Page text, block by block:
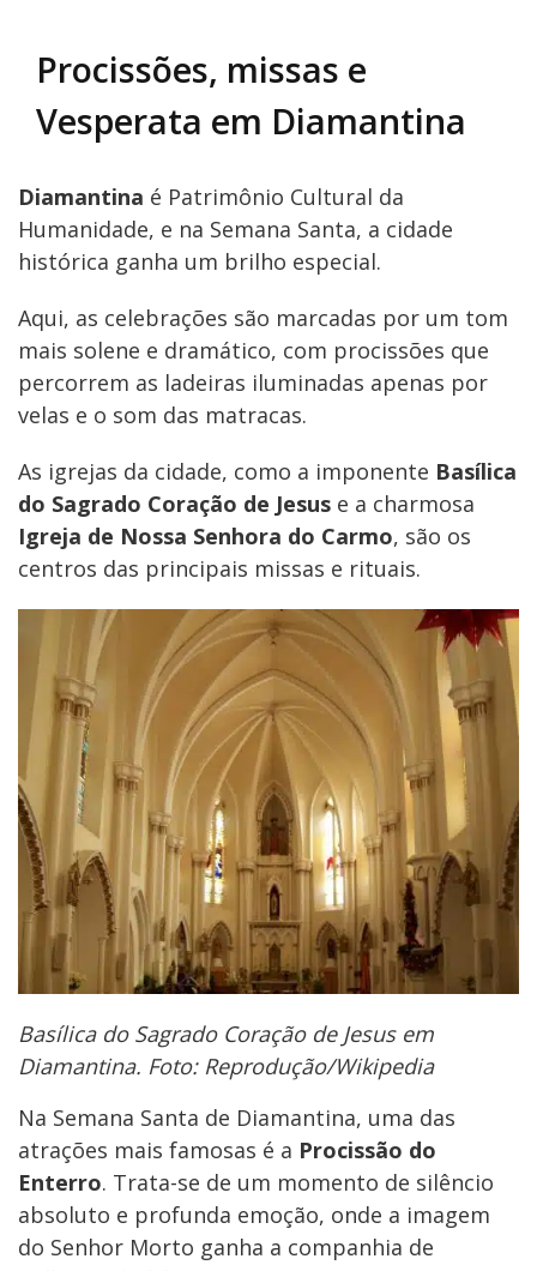
Procissões, missas e
Vesperata em Diamantina
Diamantina é Patrimônio Cultural da
Humanidade, e na Semana Santa, a cidade
histórica ganha um brilho especial.
Aqui, as celebrações são marcadas por um tom
mais solene e dramático, com procissões que
percorrem as ladeiras iluminadas apenas por
velas e o som das matracas.
As igrejas da cidade, como a imponente Basílica
do Sagrado Coração de Jesus e a charmosa
Igreja de Nossa Senhora do Carmo, são os
centros das principais missas e rituais.
Basílica do Sagrado Coração de Jesus em
Diamantina. Foto: Reprodução/Wikipedia
Na Semana Santa de Diamantina, uma das
atrações mais famosas é a Procissão do
Enterro. Trata-se de um momento de silêncio
absoluto e profunda emoção, onde a imagem
do Senhor Morto ganha a companhia de